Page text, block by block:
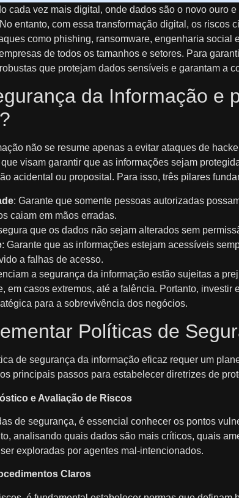
cada vez mais digital, onde dados são o novo ouro
entanto, com essa transformação digital, os riscos
como phishing, ransomware, engenharia social
de todos os tamanhos e setores. Para
que protejam dados sensíveis e garantam a
da Informação e
não se resume apenas a evitar ataques de
visam garantir que as informações sejam
acidental ou proposital. Para isso, três pilares
: Garante que somente pessoas autorizadas
caiam em mãos erradas.
que os dados não sejam alterados sem
: Garante que as informações estejam acessíveis
a falhas de acesso.
a segurança da informação estão sujeitas a
em casos extremos, até a falência. Portanto,
para a sobrevivência dos negócios.
Políticas de
de segurança da informação eficaz requer um
principais passos para estabelecer diretrizes de
e Avaliação de Riscos
de segurança, é essencial conhecer os pontos
analisando quais dados são mais críticos, quais
exploradas por agentes mal-intencionados.
Claros